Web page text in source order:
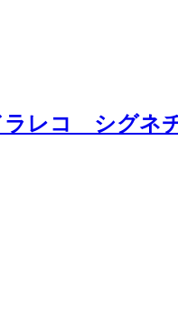
レコ シグネ